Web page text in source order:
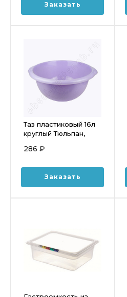
Заказать
Таз пластиковый 16л
круглый Тюльпан,
286 ₽
Заказать